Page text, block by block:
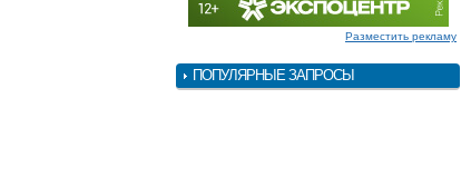
Разместить рекламу
ПОПУЛЯРНЫЕ ЗАПРОСЫ